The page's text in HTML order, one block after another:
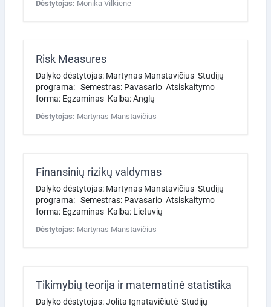
Dėstytojas: Monika Vilkienė
Risk Measures
Dalyko dėstytojas: Martynas Manstavičius Studijų
programa: Semestras: Pavasario Atsiskaitymo
forma: Egzaminas Kalba: Anglų
Dėstytojas: Martynas Manstavičius
Finansinių rizikų valdymas
Dalyko dėstytojas: Martynas Manstavičius Studijų
programa: Semestras: Pavasario Atsiskaitymo
forma: Egzaminas Kalba: Lietuvių
Dėstytojas: Martynas Manstavičius
Tikimybių teorija ir matematinė statistika
Dalyko dėstytojas: Jolita Ignatavičiūtė Studijų